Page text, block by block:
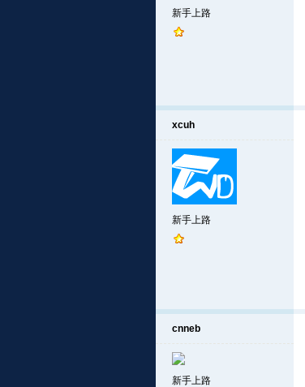
新手上路
xcuh
新手上路
cnneb
新手上路